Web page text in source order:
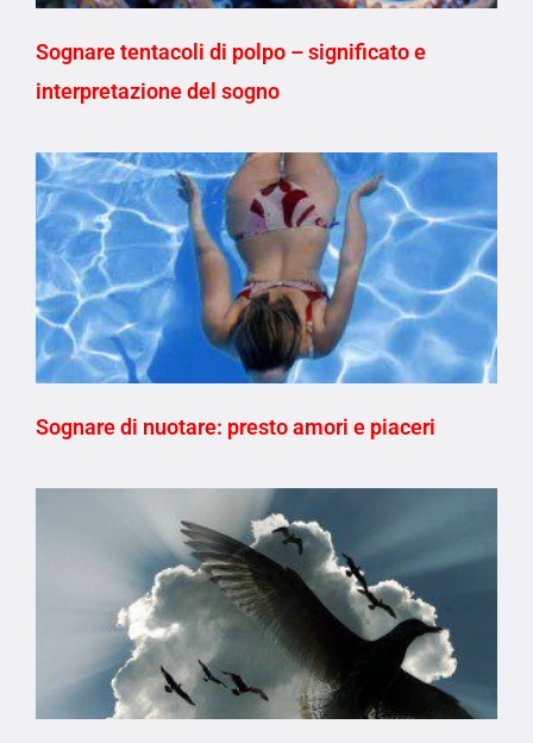
Sognare tentacoli di polpo – significato e
interpretazione del sogno
Sognare di nuotare: presto amori e piaceri